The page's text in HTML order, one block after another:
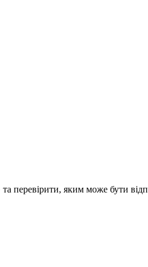
перевірити, яким може бути